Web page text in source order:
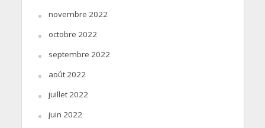
novembre 2022
octobre 2022
septembre 2022
août 2022
juillet 2022
juin 2022